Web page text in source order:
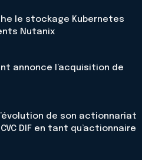
le stockage Kubernetes
Nutanix
annonce l’acquisition de
l’évolution de son actionnariat
DIF en tant qu’actionnaire